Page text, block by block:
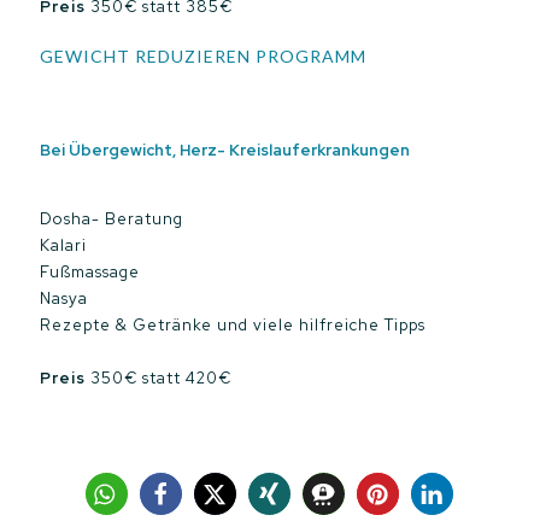
Preis 350€ statt 385€
GEWICHT REDUZIEREN PROGRAMM
Bei Übergewicht, Herz- Kreislauferkrankungen
Dosha- Beratung
Kalari
Fußmassage
Nasya
Rezepte & Getränke und viele hilfreiche Tipps
Preis 350€ statt 420€